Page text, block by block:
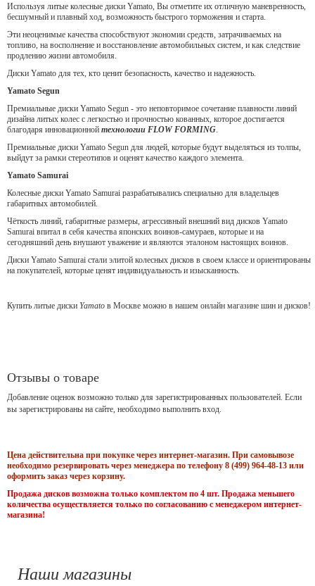
Используя литые колесные диски Yamato, Вы отметите их отличную маневренность,
бесшумный и плавный ход, возможность быстрого торможения и старта.
Эти неоценимые качества способствуют экономии средств, затрачиваемых на
топливо, на восполнение и восстановление автомобильных систем, и как следствие
продлению жизни автомобиля.
Диски Yamato для тех, кто ценит безопасность, качество и надежность.
Yamato Segun
Премиальные диски Yamato Segun - это неповторимое сочетание плавности линий
дизайна литых колес с легкостью и прочностью кованных, которое достигается
благодаря инновационной технологии FLOW FORMING.
Премиальные диски Yamato Segun для людей, которые будут выделяться из толпы,
выйдут за рамки стереотипов и оценят качество каждого элемента.
Yamato Samurai
Колесные диски Yamato Samurai разрабатывались специально для владельцев
габаритных автомобилей.
Чёткость линий, габаритные размеры, агрессивный внешний вид дисков Yamato
Samurai впитал в себя качества японских воинов-самураев, которые и на
сегодняшний день внушают уважение и являются эталоном настоящих воинов.
Диски Yamato Samurai стали элитой колесных дисков в своем классе и ориентированы
на покупателей, которые ценят индивидуальность и изысканность.
Купить литые диски Yamato в Москве можно в нашем онлайн магазине шин и дисков!
Отзывы о товаре
Добавление оценок возможно только для зарегистрированных пользователей. Если
вы зарегистрированы на сайте, необходимо выполнить вход.
Цена действительна при покупке через интернет-магазин. При самовывозе
необходимо резервировать через менеджера по телефону 8 (499) 964-48-13 или
оформить заказ через корзину.
Продажа дисков возможна только комплектом по 4 шт. Продажа меньшего
количества осуществляется только по согласованию с менеджером интернет-
магазина!
Наши магазины